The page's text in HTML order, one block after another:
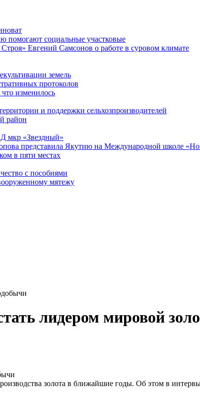
помогают социальные участковые
Евгений Самсонов о работе в суровом климате
земель
протоколов
изменилось
и поддержки сельхозпроизводителей
район
мкр «Звездный»
представила Якутию на Международной школе
в пяти местах
с пособиями
мятежу
лидером мировой
золота в ближайшие годы. Об этом в